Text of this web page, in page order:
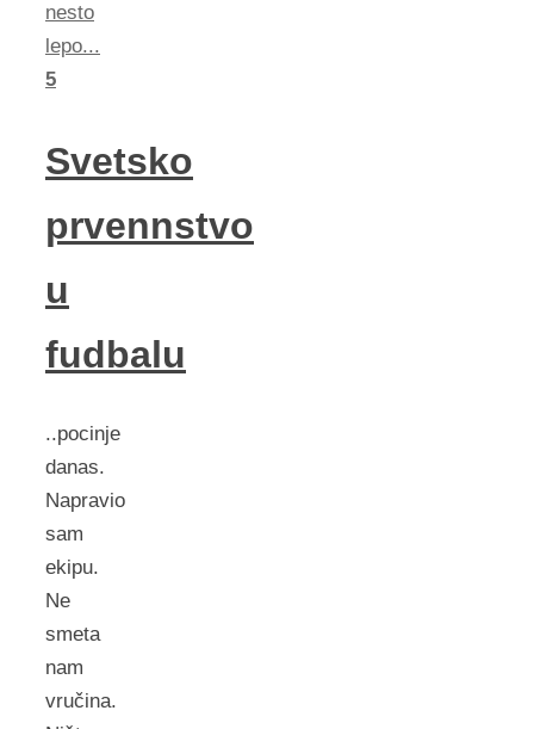
nesto
lepo...
5
Svetsko
prvennstvo
u
fudbalu
..pocinje
danas.
Napravio
sam
ekipu.
Ne
smeta
nam
vručina.